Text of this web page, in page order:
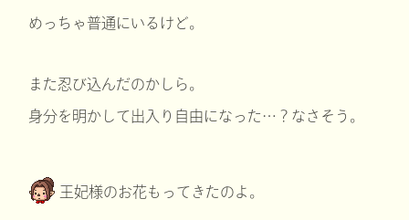
めっちゃ普通にいるけど。
また忍び込んだのかしら。
身分を明かして出入り自由になった…？なさそう。
王妃様のお花もってきたのよ。